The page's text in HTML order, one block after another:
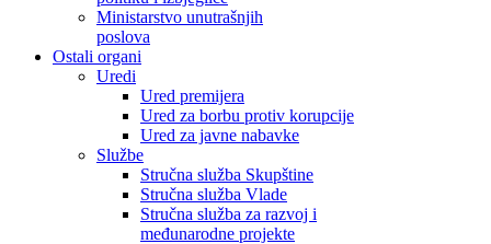
Ministarstvo unutrašnjih
poslova
Ostali organi
Uredi
Ured premijera
Ured za borbu protiv korupcije
Ured za javne nabavke
Službe
Stručna služba Skupštine
Stručna služba Vlade
Stručna služba za razvoj i
međunarodne projekte